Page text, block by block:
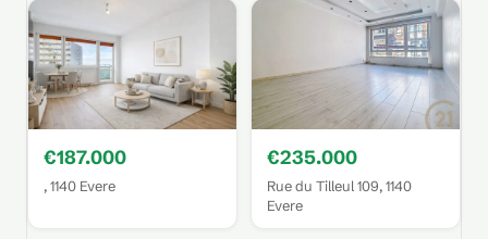
€187.000
, 1140 Evere
€235.000
Rue du Tilleul 109, 1140
Evere